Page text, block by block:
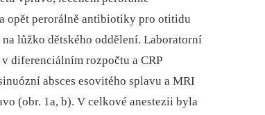
opět perorálně antibiotiky pro otitidu
lůžko dětského oddělení. Laboratorní
diferenciálním rozpočtu a CRP
absces esovitého splavu a MRI
(obr. 1a, b). V celkové anestezii byla